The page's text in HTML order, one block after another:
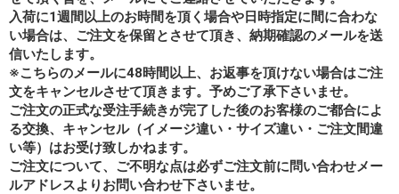
入荷に1週間以上のお時間を頂く場合や日時指定に間に合わな
い場合は、ご注文を保留とさせて頂き、納期確認のメールを送
信いたします。
※こちらのメールに48時間以上、お返事を頂けない場合はご注
文をキャンセルさせて頂きます。予めご了承下さいませ。
ご注文の正式な受注手続きが完了した後のお客様のご都合によ
る交換、キャンセル（イメージ違い・サイズ違い・ご注文間違
い等）はお受け致しかねます。
ご注文について、ご不明な点は必ずご注文前に問い合わせメー
ルアドレスよりお問い合わせ下さいませ。